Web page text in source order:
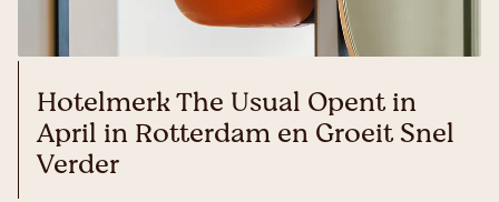
Hotelmerk The Usual Opent in
April in Rotterdam en Groeit Snel
Verder